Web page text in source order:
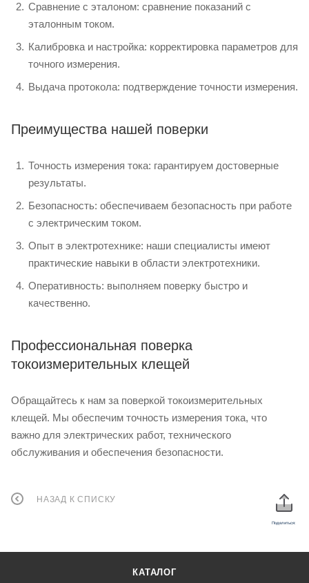
Сравнение с эталоном: сравнение показаний с
эталонным током.
Калибровка и настройка: корректировка параметров для
точного измерения.
Выдача протокола: подтверждение точности измерения.
Преимущества нашей поверки
Точность измерения тока: гарантируем достоверные
результаты.
Безопасность: обеспечиваем безопасность при работе
с электрическим током.
Опыт в электротехнике: наши специалисты имеют
практические навыки в области электротехники.
Оперативность: выполняем поверку быстро и
качественно.
Профессиональная поверка
токоизмерительных клещей
Обращайтесь к нам за поверкой токоизмерительных
клещей. Мы обеспечим точность измерения тока, что
важно для электрических работ, технического
обслуживания и обеспечения безопасности.
НАЗАД К СПИСКУ
Поделиться:
КАТАЛОГ